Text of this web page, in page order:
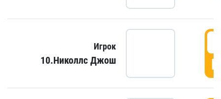
Игрок
10.Николлс Джош